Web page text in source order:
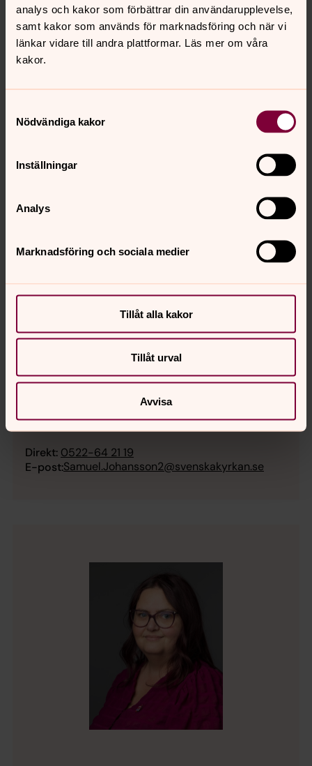
analys och kakor som förbättrar din användarupplevelse,
samt kakor som används för marknadsföring och när vi
länkar vidare till andra plattformar. Läs mer om våra
kakor.
Nödvändiga kakor
Inställningar
Analys
Marknadsföring och sociala medier
Tillåt alla kakor
Tillåt urval
Avvisa
Joel Holmqvist
Direkt:0522-64 21 96Växel:0522-64 21 00
joel.holmqvist@svenskakyrkan.se
Samuel Johansson
Försteorganist
Direkt: 0522-64 21 19
E-post:Samuel.Johansson2@svenskakyrkan.se